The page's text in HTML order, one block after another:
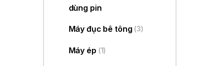
dùng pin
Máy đục bê tông (3)
Máy ép (1)